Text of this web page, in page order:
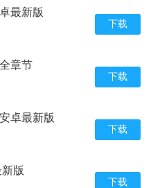
最新版
下载
章节
下载
卓最新版
下载
版
下载